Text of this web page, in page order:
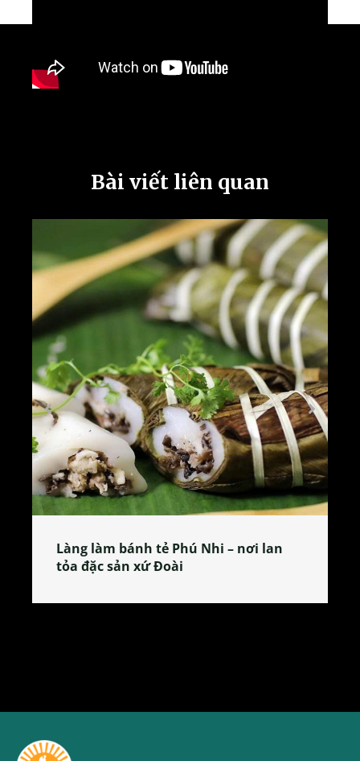
Bài viết liên quan
Làng làm bánh tẻ Phú Nhi – nơi lan
tỏa đặc sản xứ Đoài